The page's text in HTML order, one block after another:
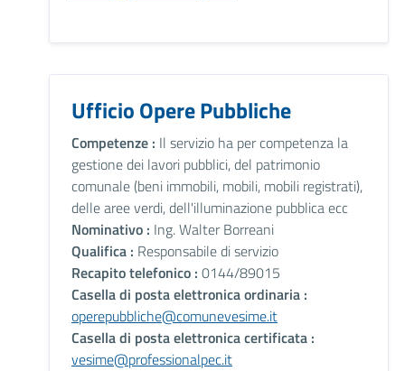
Ufficio Opere Pubbliche
Competenze : Il servizio ha per competenza la
gestione dei lavori pubblici, del patrimonio
comunale (beni immobili, mobili, mobili registrati),
delle aree verdi, dell'illuminazione pubblica ecc
Nominativo : Ing. Walter Borreani
Qualifica : Responsabile di servizio
Recapito telefonico : 0144/89015
Casella di posta elettronica ordinaria :
operepubbliche@comunevesime.it
Casella di posta elettronica certificata :
vesime@professionalpec.it